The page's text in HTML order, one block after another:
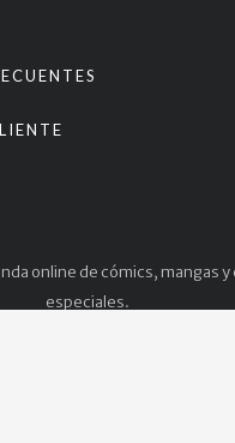
online de cómics, mangas
especiales.